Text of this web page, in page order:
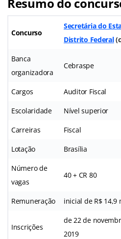
Concurso
Secretária do
Distrito Federal
Banca
organizadora
Cebraspe
Cargos Auditor Fiscal
Escolaridade Nível superior
Carreiras Fiscal
Lotação Brasília
Número de
vagas
40 + CR 80
Remuneração inicial de R$ 14,9
Inscrições
de 22 de
2019